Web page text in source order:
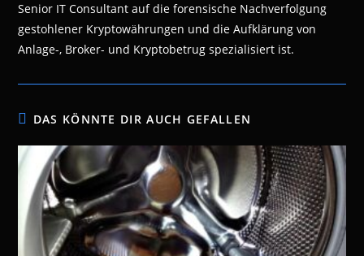
Senior IT Consultant auf die forensische Nachverfolgung
gestohlener Kryptowährungen und die Aufklärung von
Anlage-, Broker- und Kryptobetrug spezialisiert ist.
DAS KÖNNTE DIR AUCH GEFALLEN